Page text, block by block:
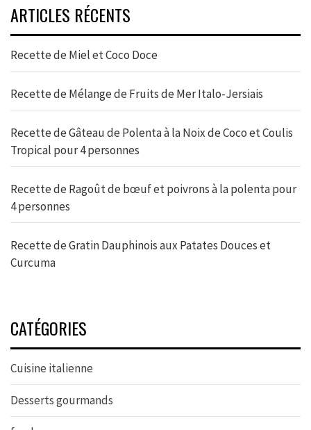
ARTICLES RÉCENTS
Recette de Miel et Coco Doce
Recette de Mélange de Fruits de Mer Italo-Jersiais
Recette de Gâteau de Polenta à la Noix de Coco et Coulis
Tropical pour 4 personnes
Recette de Ragoût de bœuf et poivrons à la polenta pour
4 personnes
Recette de Gratin Dauphinois aux Patates Douces et
Curcuma
CATÉGORIES
Cuisine italienne
Desserts gourmands